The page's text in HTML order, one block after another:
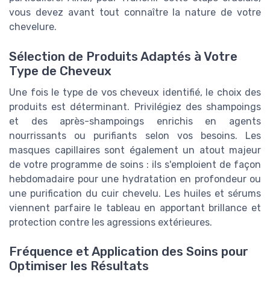
vous devez avant tout connaître la nature de votre
chevelure.
Sélection de Produits Adaptés à Votre
Type de Cheveux
Une fois le type de vos cheveux identifié, le choix des
produits est déterminant. Privilégiez des shampoings
et des après-shampoings enrichis en agents
nourrissants ou purifiants selon vos besoins. Les
masques capillaires sont également un atout majeur
de votre programme de soins : ils s'emploient de façon
hebdomadaire pour une hydratation en profondeur ou
une purification du cuir chevelu. Les huiles et sérums
viennent parfaire le tableau en apportant brillance et
protection contre les agressions extérieures.
Fréquence et Application des Soins pour
Optimiser les Résultats